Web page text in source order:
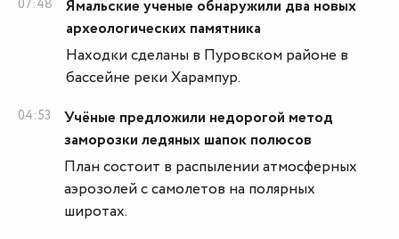
07:48
Ямальские ученые обнаружили два новых
археологических памятника
Находки сделаны в Пуровском районе в
бассейне реки Харампур.
04:53
Учёные предложили недорогой метод
заморозки ледяных шапок полюсов
План состоит в распылении атмосферных
аэрозолей с самолетов на полярных
широтах.